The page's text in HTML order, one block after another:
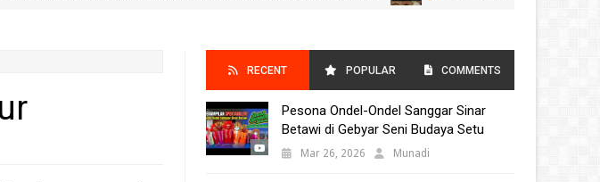
RECENT POPULAR
POSTS
COMMENTS
Pesona Ondel-Ondel Sanggar Sinar
Betawi di Gebyar Seni Budaya Setu
Babakan 2025
Mar 26, 2026 Munadi